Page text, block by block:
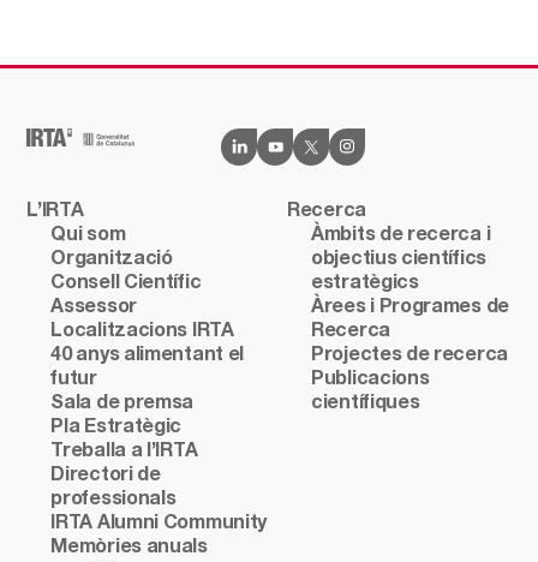
L’IRTA
Qui som
Organització
Consell Científic
Assessor
Localitzacions IRTA
40 anys alimentant el
futur
Sala de premsa
Pla Estratègic
Treballa a l’IRTA
Directori de
professionals
IRTA Alumni Community
Memòries anuals
Recerca
Àmbits de recerca i
objectius científics
estratègics
Àrees i Programes de
Recerca
Projectes de recerca
Publicacions
científiques